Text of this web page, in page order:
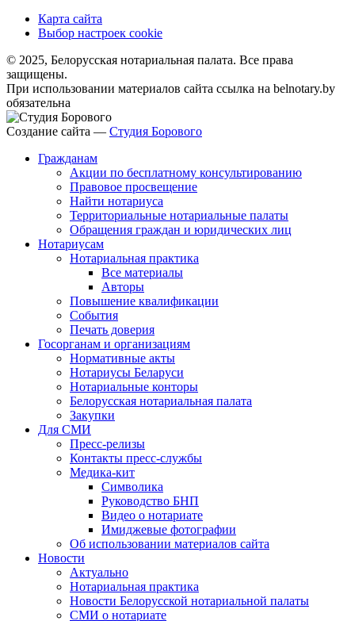
Карта сайта
Выбор настроек cookie
© 2025, Белорусская нотариальная палата. Все права
защищены.
При использовании материалов сайта ссылка на belnotary.by
обязательна
Создание сайта — Студия Борового
Гражданам
Акции по бесплатному консультированию
Правовое просвещение
Найти нотариуса
Территориальные нотариальные палаты
Обращения граждан и юридических лиц
Нотариусам
Нотариальная практика
Все материалы
Авторы
Повышение квалификации
События
Печать доверия
Госорганам и организациям
Нормативные акты
Нотариусы Беларуси
Нотариальные конторы
Белорусская нотариальная палата
Закупки
Для СМИ
Пресс-релизы
Контакты пресс-службы
Медика-кит
Символика
Руководство БНП
Видео о нотариате
Имиджевые фотографии
Об использовании материалов сайта
Новости
Актуально
Нотариальная практика
Новости Белорусской нотариальной палаты
СМИ о нотариате